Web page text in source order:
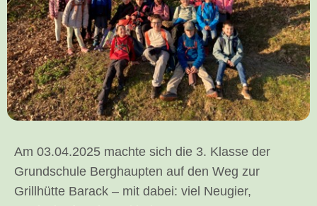
Am 03.04.2025 machte sich die 3. Klasse der
Grundschule Berghaupten auf den Weg zur
Grillhütte Barack – mit dabei: viel Neugier,